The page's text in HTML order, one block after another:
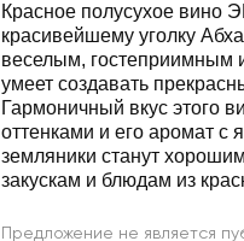
Красное полусухое вино
красивейшему уголку
веселым, гостеприимным
умеет создавать
Гармоничный вкус этого
оттенками и его аромат
земляники станут
закускам и блюдам из
Предложение не является